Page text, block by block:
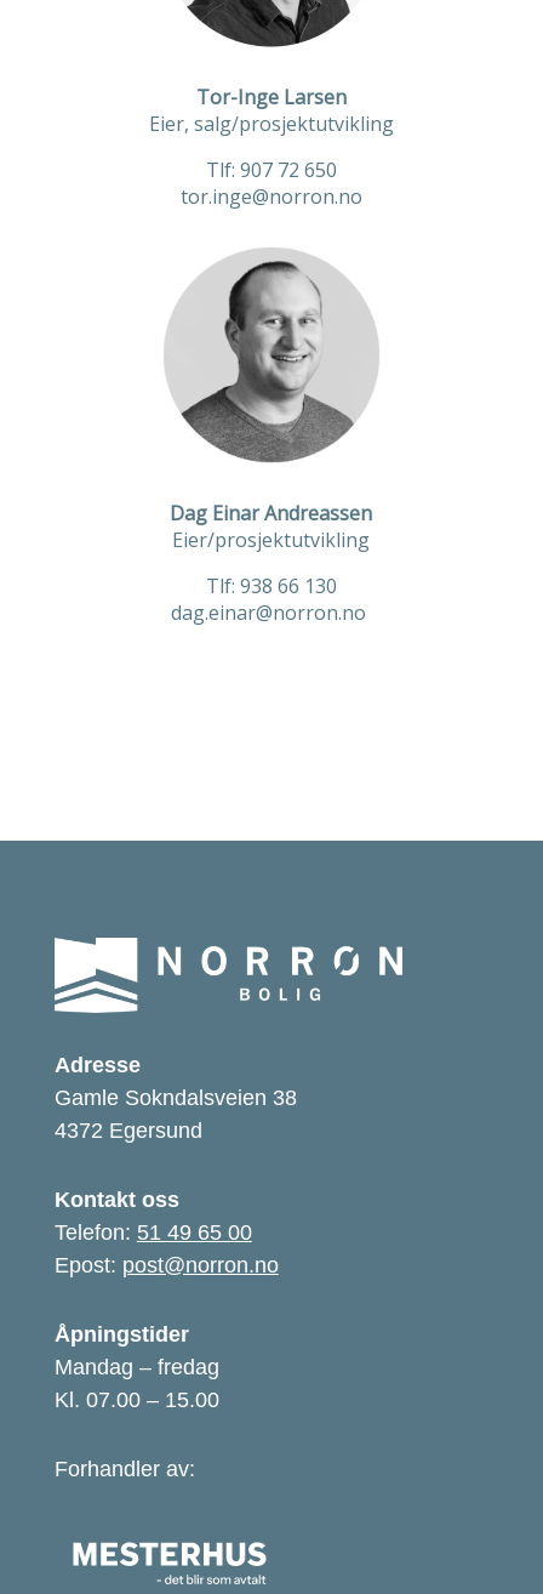
Tor-Inge Larsen
Eier, salg/prosjektutvikling
Tlf: 907 72 650
tor.inge@norron.no
Dag Einar Andreassen
Eier/prosjektutvikling
Tlf: 938 66 130
dag.einar@norron.no
Adresse
Gamle Sokndalsveien 38
4372 Egersund
Kontakt oss
Telefon: 51 49 65 00
Epost: post@norron.no
Åpningstider
Mandag – fredag
Kl. 07.00 – 15.00
Forhandler av: